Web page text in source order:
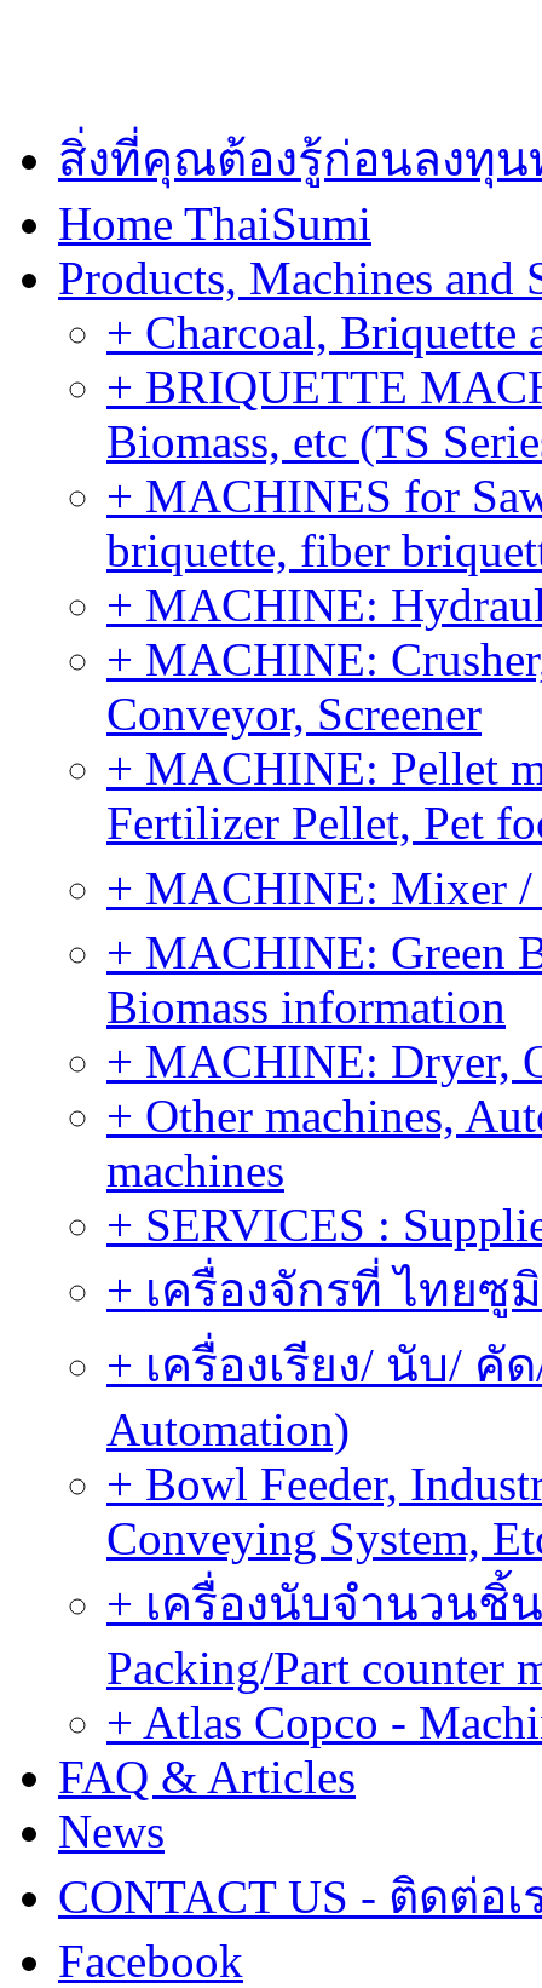
สิ่งที่คุณต้องรู้ก่อนลงทุ
Home ThaiSumi
Products, Machines and
+ Charcoal, Briquette
+ BRIQUETTE
Biomass, etc (TS
+ MACHINES for
briquette, fiber
+ MACHINE:
+ MACHINE:
Conveyor, Screener
+ MACHINE: Pellet
Fertilizer Pellet, Pet
+ MACHINE: Mixer
+ MACHINE: Green
Biomass information
+ MACHINE: Dryer,
+ Other machines,
machines
+ SERVICES :
+ เครื่องจักรที่ ไทยซู
+ เครื่องเรียง/ นับ/ คั
Automation)
+ Bowl Feeder,
Conveying System,
+ เครื่องนับจำนวนชิ้
Packing/Part counter
+ Atlas Copco -
FAQ & Articles
News
CONTACT US - ติดต่อเ
Facebook